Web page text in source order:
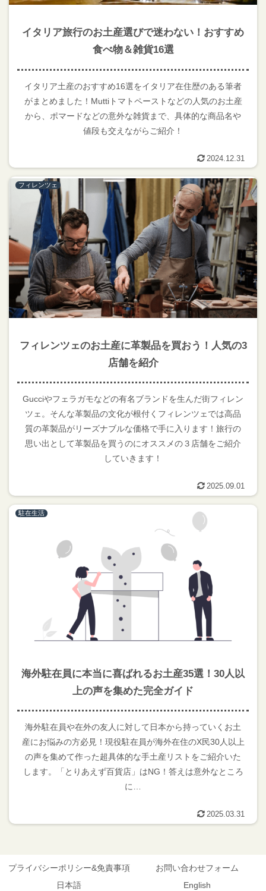
イタリア旅行のお土産選びで迷わない！おすすめ
食べ物＆雑貨16選
イタリア土産のおすすめ16選をイタリア在住歴のある筆者
がまとめました！Muttiトマトペーストなどの人気のお土産
から、ポマードなどの意外な雑貨まで、具体的な商品名や
値段も交えながらご紹介！
2024.12.31
フィレンツェ
フィレンツェのお土産に革製品を買おう！人気の3
店舗を紹介
Gucciやフェラガモなどの有名ブランドを生んだ街フィレン
ツェ。そんな革製品の文化が根付くフィレンツェでは高品
質の革製品がリーズナブルな価格で手に入ります！旅行の
思い出として革製品を買うのにオススメの３店舗をご紹介
していきます！
2025.09.01
駐在生活
海外駐在員に本当に喜ばれるお土産35選！30人以
上の声を集めた完全ガイド
海外駐在員や在外の友人に対して日本から持っていくお土
産にお悩みの方必見！現役駐在員が海外在住のX民30人以上
の声を集めて作った超具体的な手土産リストをご紹介いた
します。「とりあえず百貨店」はNG！答えは意外なところ
に…
2025.03.31
プライバシーポリシー&免責事項
お問い合わせフォーム
日本語
English